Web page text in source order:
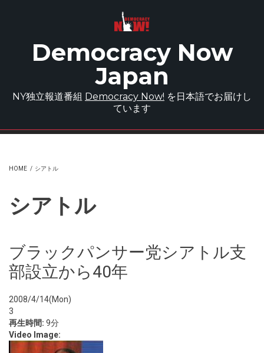
Democracy Now
Japan
NY独立報道番組 Democracy Now! を日本語でお届けし
ています
HOME / シアトル
シアトル
ブラックパンサー党シアトル支
部設立から40年
2008/4/14(Mon)
3
再生時間: 9分
Video Image: